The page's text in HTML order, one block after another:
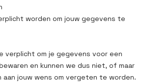
worden om jouw gegevens te
verplicht om je gegevens voor een
en kunnen we dus niet, of maar
jouw wens om vergeten te worden.